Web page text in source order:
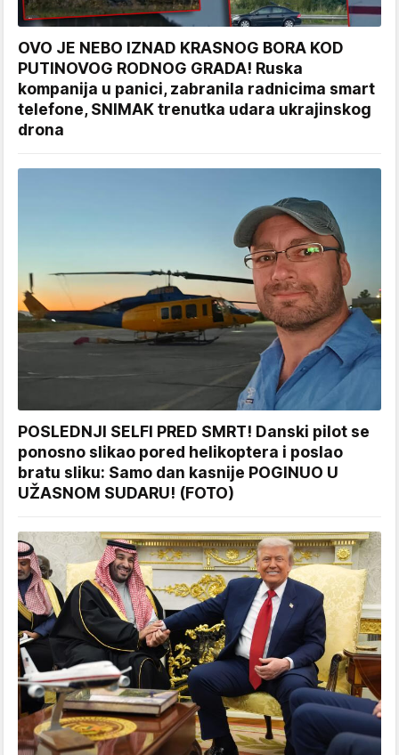
OVO JE NEBO IZNAD KRASNOG BORA KOD
PUTINOVOG RODNOG GRADA! Ruska
kompanija u panici, zabranila radnicima smart
telefone, SNIMAK trenutka udara ukrajinskog
drona
POSLEDNJI SELFI PRED SMRT! Danski pilot se
ponosno slikao pored helikoptera i poslao
bratu sliku: Samo dan kasnije POGINUO U
UŽASNOM SUDARU! (FOTO)